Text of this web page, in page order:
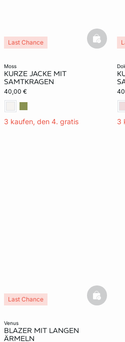
moss
KURZE JACKE MIT
SAMTKRAGEN
40,00 €
3 kaufen, den 4. gratis
Last Chance
3
venus
BLAZER MIT LANGEN
ÄRMELN
Last Chance basketfull